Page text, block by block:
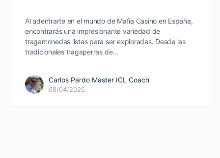
Al adentrarte en el mundo de Mafia Casino en España,
encontrarás una impresionante variedad de
tragamonedas listas para ser exploradas. Desde las
tradicionales tragaperras de…
Carlos Pardo Master ICL Coach
08/04/2026